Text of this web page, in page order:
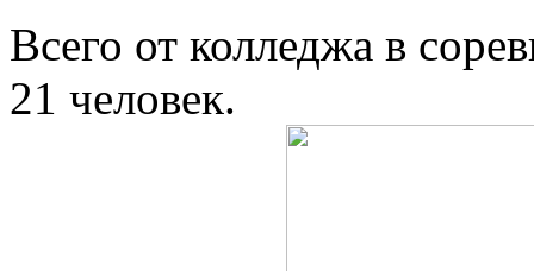
Всего от колледжа в
21 человек.